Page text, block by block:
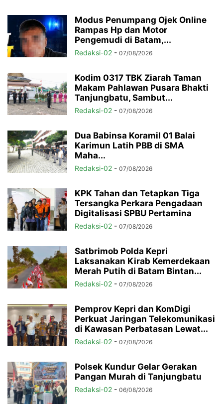
Modus Penumpang Ojek Online
Rampas Hp dan Motor
Pengemudi di Batam,...
Redaksi-02 - 07/08/2026
Kodim 0317 TBK Ziarah Taman
Makam Pahlawan Pusara Bhakti
Tanjungbatu, Sambut...
Redaksi-02 - 07/08/2026
Dua Babinsa Koramil 01 Balai
Karimun Latih PBB di SMA
Maha...
Redaksi-02 - 07/08/2026
KPK Tahan dan Tetapkan Tiga
Tersangka Perkara Pengadaan
Digitalisasi SPBU Pertamina
Redaksi-02 - 07/08/2026
Satbrimob Polda Kepri
Laksanakan Kirab Kemerdekaan
Merah Putih di Batam Bintan...
Redaksi-02 - 07/08/2026
Pemprov Kepri dan KomDigi
Perkuat Jaringan Telekomunikasi
di Kawasan Perbatasan Lewat...
Redaksi-02 - 07/08/2026
Polsek Kundur Gelar Gerakan
Pangan Murah di Tanjungbatu
Redaksi-02 - 06/08/2026